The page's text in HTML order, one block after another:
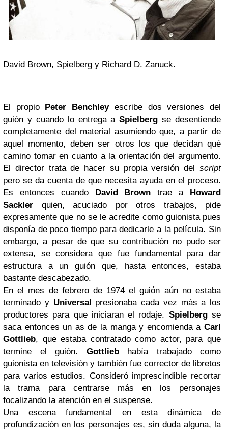
David Brown, Spielberg y Richard D. Zanuck.
El propio Peter Benchleyescribe dos versiones del
guión y cuando lo entrega aSpielberg se desentiende
completamente del material asumiendo que, a partir de
aquel momento, deben ser otros los que decidan qué
camino tomar en cuanto a la orientación del argumento.
El director trata de hacer su propia versión del script
pero se da cuenta de que necesita ayuda en el proceso.
Es entonces cuando David Brown trae a Howard
Sackler quien, acuciado por otros trabajos, pide
expresamente que no se le acredite como guionista pues
disponía de poco tiempo para dedicarle a la película. Sin
embargo, a pesar de que su contribución no pudo ser
extensa, se considera que fue fundamental para dar
estructura a un guión que, hasta entonces, estaba
bastante descabezado.
En el mes de febrero de 1974 el guión aún no estaba
terminado y Universal presionaba cada vez más a los
productores para que iniciaran el rodaje. Spielbergse
saca entonces un as de la manga y encomienda a Carl
Gottlieb, que estaba contratado como actor, para que
termine el guión. Gottliebhabía trabajado como
guionista en televisión y también fue corrector de libretos
para varios estudios. Consideró imprescindible recortar
la trama para centrarse más en los personajes
focalizando la atención en el suspense.
Una escena fundamental en esta dinámica de
profundización en los personajes es, sin duda alguna, la